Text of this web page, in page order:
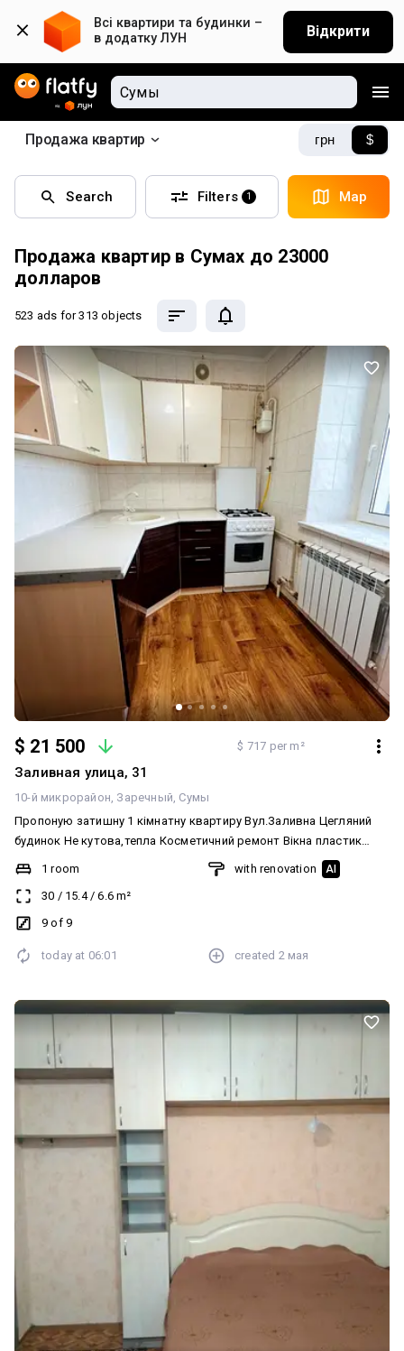
Всі квартири та будинки –
в додатку ЛУН
Відкрити
Продажа квартир грн $
Search Filters 1 Map
Продажа квартир в Сумах до 23000
долларов
523 ads for 313 objects
$ 21 500 $ 717 per m²
Заливная улица, 31
10-й микрорайон Заречный Сумы
Пропоную затишну 1 кімнатну квартиру Вул.Заливна Цегляний
будинок Не кутова,тепла Косметичний ремонт Вікна пластик
Замінені труби Нові радіатори Лічильники Меблі та техніка
Простора лоджія Охайний підʼїзд Новий ліфт Євродвір + бонус
підвал Тамбур на три квартири Розвинена інфраструктура
поряд:зупинка,магазини,школа,садок,зони відпочинку. Є
1 room
30 / 15.4/6.6m²
9 of 9
with renovation AI
today at 06:01 created 2 мая